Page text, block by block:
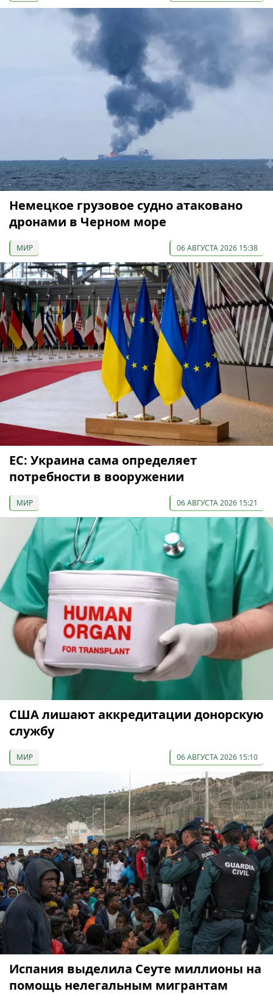
Немецкое грузовое судно атаковано
дронами в Черном море
МИР 06 АВГУСТА 2026 15:38
ЕС: Украина сама определяет
потребности в вооружении
МИР 06 АВГУСТА 2026 15:21
США лишают аккредитации донорскую
службу
МИР 06 АВГУСТА 2026 15:10
Испания выделила Сеуте миллионы на
помощь нелегальным мигрантам